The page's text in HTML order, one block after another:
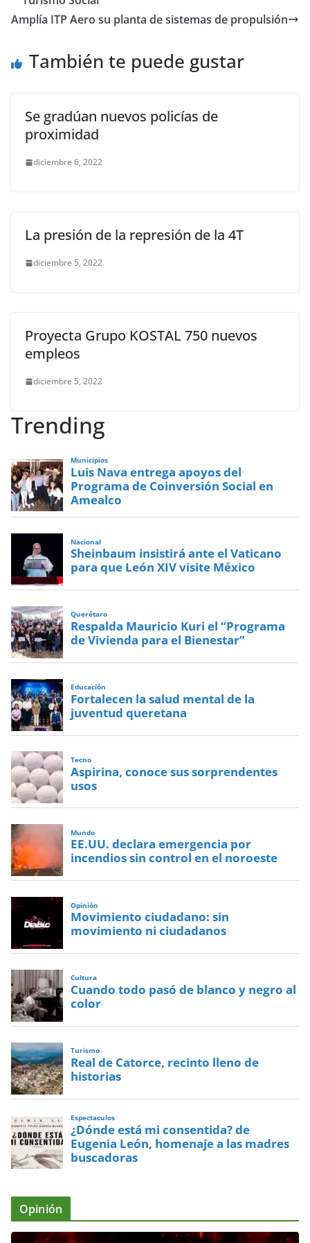
o
k
p n m
Amplía ITP Aero su planta de sistemas de propulsión
También te puede gustar
Se gradúan nuevos policías de
proximidad
diciembre 6, 2022
La presión de la represión de la 4T
diciembre 5, 2022
Proyecta Grupo KOSTAL 750 nuevos
empleos
diciembre 5, 2022
Trending
Municipios
Luis Nava entrega apoyos del
Programa de Coinversión Social en
Amealco
Nacional
Sheinbaum insistirá ante el Vaticano
para que León XIV visite México
Querétaro
Respalda Mauricio Kuri el “Programa
de Vivienda para el Bienestar”
Educación
Fortalecen la salud mental de la
juventud queretana
Tecno
Aspirina, conoce sus sorprendentes
usos
Mundo
EE.UU. declara emergencia por
incendios sin control en el noroeste
Opinión
Movimiento ciudadano: sin
movimiento ni ciudadanos
Cultura
Cuando todo pasó de blanco y negro al
color
Turismo
Real de Catorce, recinto lleno de
historias
Espectaculos
¿Dónde está mi consentida? de
Eugenia León, homenaje a las madres
buscadoras
Opinión